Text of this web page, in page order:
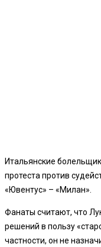
Итальянские
протеста против
«Ювентус» – «Милан».
Фанаты считают, что
решений в пользу
частности, он не